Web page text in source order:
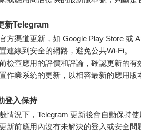
新Telegram
方渠道更新，如 Google Play Store 或
連線到安全的網路，避免公共Wi-Fi。
檢查應用的評價和評論，確認更新的有
作業系統的更新，以相容最新的應用版
登入保持
情況下，Telegram 更新後會自動保持使
新前應用內沒有未解決的登入或安全問